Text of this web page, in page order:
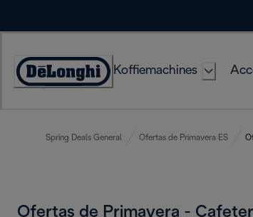
Accessibility
Koffiemachines
Spring Deals General Ofertas de Primavera ES
Ofertas de Primavera -